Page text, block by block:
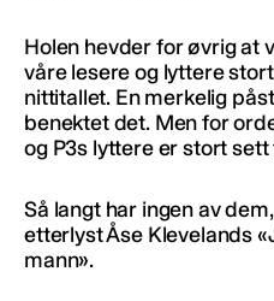
Holen hevder for øvrig at
våre lesere og lyttere
nittitallet. En merkelig
benektet det. Men for
og P3s lyttere er stort
Så langt har ingen av
etterlyst Åse Klevelands
mann».